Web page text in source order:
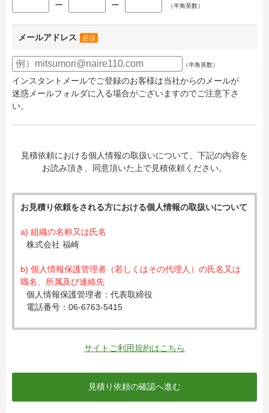
ー ー （半角英数）
メールアドレス 必須
（半角英数）
インスタントメールでご登録のお客様は当社からのメールが
迷惑メールフォルダに入る場合がございますのでご注意下さ
い。
見積依頼における個人情報の取扱いについて、下記の内容を
お読み頂き、同意頂いた上で見積依頼ください。
お見積り依頼をされる方における個人情報の取扱いについて
a) 組織の名称又は氏名
株式会社 福崎
b) 個人情報保護管理者（若しくはその代理人）の氏名又は
職名、所属及び連絡先
個人情報保護管理者：代表取締役
電話番号：06-6763-5415
c) 個人情報の利用目的
入力された個人情報は、お見積り依頼への対応のために利
d) 個人情報の第三者提供について
サイトご利用規約はこちら